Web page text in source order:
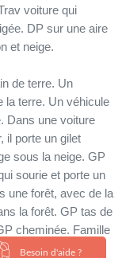
voiture qui
DP sur une aire
et neige.
de terre. Un
la terre. Un véhicule
Dans une voiture
il porte un gilet
sous la neige. GP
sourie et porte un
une forêt, avec de la
la forêt. GP tas de
cheminée. Famille
Un homme
Besoin d'aide ?